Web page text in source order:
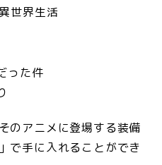
世界生活
った件
のアニメに登場する装備
で手に入れることができ